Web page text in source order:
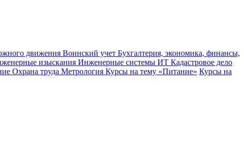
движения Воинский учет Бухгалтерия, экономика, финансы,
изыскания Инженерные системы ИТ Кадастровое дело
Охрана труда Метрология Курсы на тему «Питание» Курсы на